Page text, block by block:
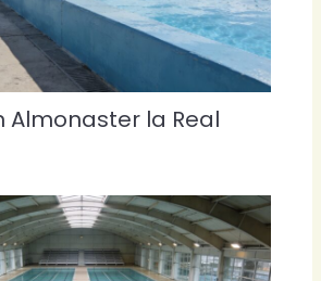
Almonaster la Real